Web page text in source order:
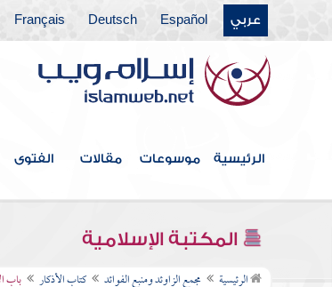
عربي Español
Deutsch
Français
الرئيسية موسوعات مقالات الفتوى
المكتبة الإسلامية
الرئيسية مجمع الزاوئد ومنبع الفوائد كتاب الأذكار باب
كتاب الفتن أعاذنا الله منها
كتاب الأدب
كتاب البر والصلة
كتاب فيه ذكر الأنبياء
كتاب علامات النبوة
كتاب المناقب
كتاب الأذكار